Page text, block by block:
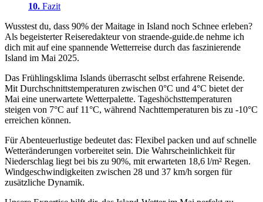
Fazit
Wusstest du, dass 90% der Maitage in Island noch Schnee erleben?
Als begeisterter Reiseredakteur von straende-guide.de nehme ich
dich mit auf eine spannende Wetterreise durch das faszinierende
Island im Mai 2025.
Das Frühlingsklima Islands überrascht selbst erfahrene Reisende.
Mit Durchschnittstemperaturen zwischen 0°C und 4°C bietet der
Mai eine unerwartete Wetterpalette. Tageshöchsttemperaturen
steigen von 7°C auf 11°C, während Nachttemperaturen bis zu -10°C
erreichen können.
Für Abenteuerlustige bedeutet das: Flexibel packen und auf schnelle
Wetteränderungen vorbereitet sein. Die Wahrscheinlichkeit für
Niederschlag liegt bei bis zu 90%, mit erwarteten 18,6 l/m² Regen.
Windgeschwindigkeiten zwischen 28 und 37 km/h sorgen für
zusätzliche Dynamik.